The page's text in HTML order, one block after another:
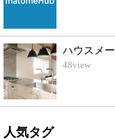
ハウスメ
48view
人気タグ